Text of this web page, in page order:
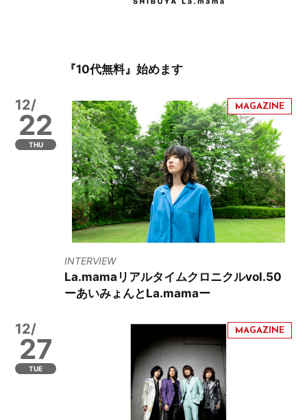
『10代無料』始めます
12/
22
THU
INTERVIEW
La.mamaリアルタイムクロニクルvol.50
ーあいみょんとLa.mamaー
12/
27
TUE